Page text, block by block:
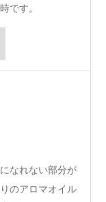
です。
なれない部分が
のアロマオイル